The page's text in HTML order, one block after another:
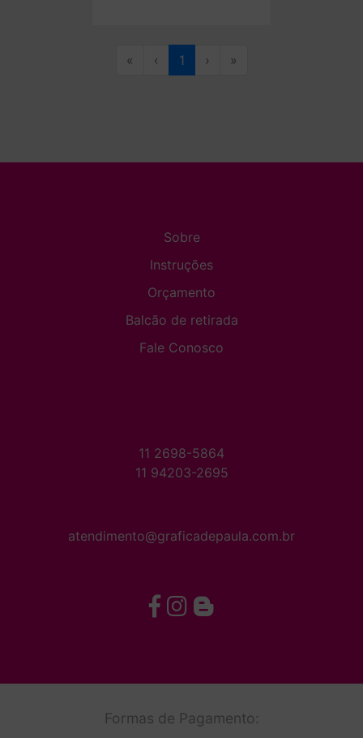
« ‹ 1 › »
Sobre
Instruções
Orçamento
Balcão de retirada
Fale Conosco
11 2698-5864
11 94203-2695
atendimento@graficadepaula.com.br
Formas de Pagamento: